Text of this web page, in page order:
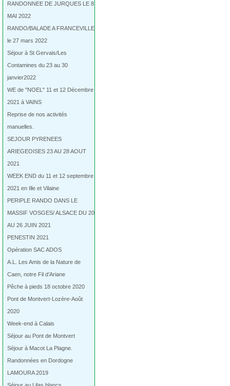
RANDONNEE DE JURQUES LE 8
MAI 2022
RANDO/BALADE A FRANCEVILLE
le 27 mars 2022
Séjour à St Gervais/Les
Contamines du 23 au 30
janvier2022
WE de "NOEL" 11 et 12 Décembre
2021 à VAINS
Reprise de nos activités
manuelles.
SEJOUR PYRENEES
ARIEGEOISES 23 AU 28 AOUT
2021
WEEK END du 11 et 12 septembre
2021 en Ille et Vilaine
PERIPLE RANDO DANS LE
MASSIF VOSGES/ ALSACE DU 20
AU 26 JUIN 2021
PENESTIN 2021
Opération SAC ADOS
A.L. Les Amis de la Nature de
Caen, notre Fil d’Ariane
Pêche à pieds 18 octobre 2020
Pont de Montvert-Lozère-Août
2020
Week-end à Calais
Séjour au Pont de Montvert
Séjour à Macot La Plagne.
Randonnées en Dordogne
LAMOURA 2019